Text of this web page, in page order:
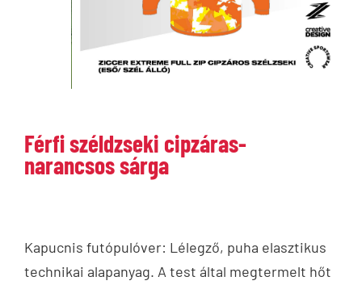
Férfi széldzseki cipzáras-
narancsos sárga
Kapucnis futópulóver: Lélegző, puha elasztikus
technikai alapanyag. A test által megtermelt hőt